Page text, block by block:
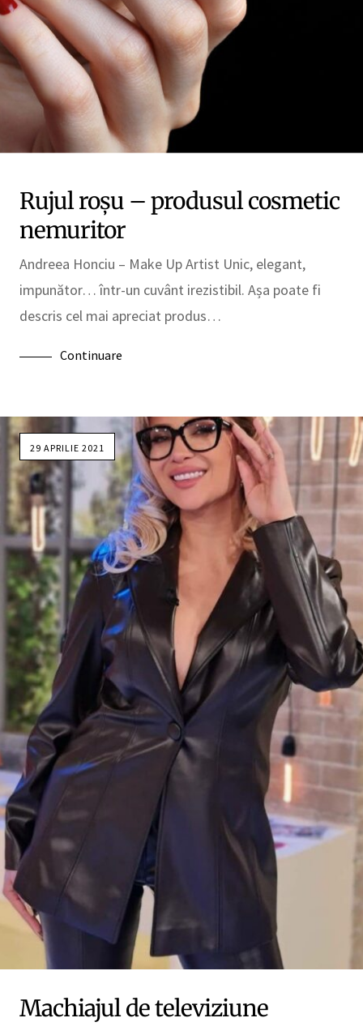
Rujul roșu – produsul cosmetic
nemuritor
Andreea Honciu – Make Up Artist Unic, elegant,
impunător… într-un cuvânt irezistibil. Așa poate fi
descris cel mai apreciat produs…
Continuare
29 APRILIE 2021
Machiajul de televiziune